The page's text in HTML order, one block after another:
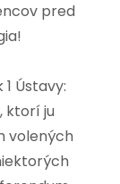
pred
Ústavy:
ktorí ju
volených